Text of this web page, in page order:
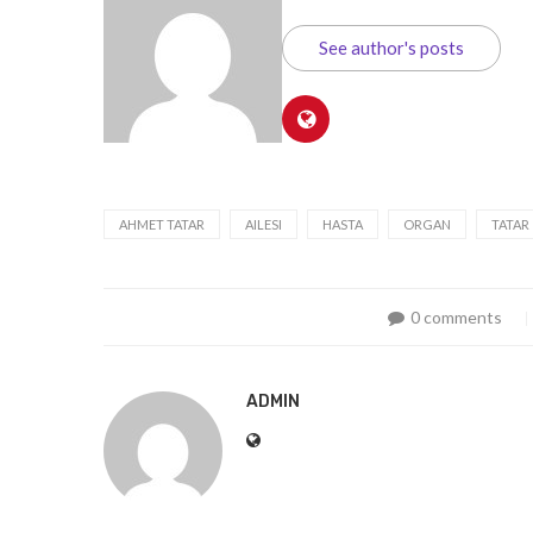
See author's posts
AHMET TATAR AILESI HASTA ORGAN TATAR
0 comments
ADMIN